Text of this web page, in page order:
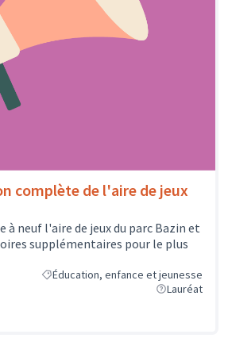
complète de l'aire de jeux
neuf l'aire de jeux du parc Bazin et
supplémentaires pour le plus
Éducation, enfance et jeunesse
Lauréat